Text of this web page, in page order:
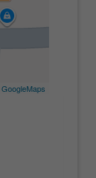
GoogleMaps